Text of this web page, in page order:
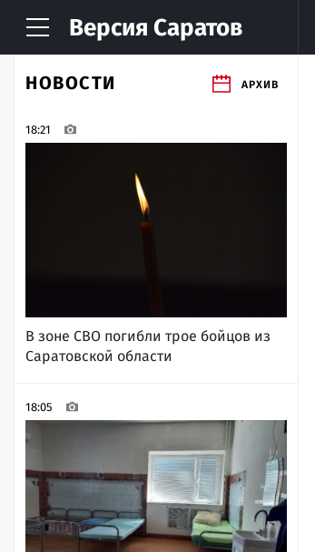
Версия Саратов
НОВОСТИ АРХИВ
18:21
В зоне СВО погибли трое бойцов из
Саратовской области
18:05